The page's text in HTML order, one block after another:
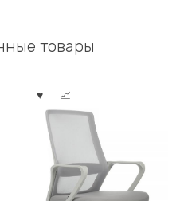
551,00 ₽.
товары